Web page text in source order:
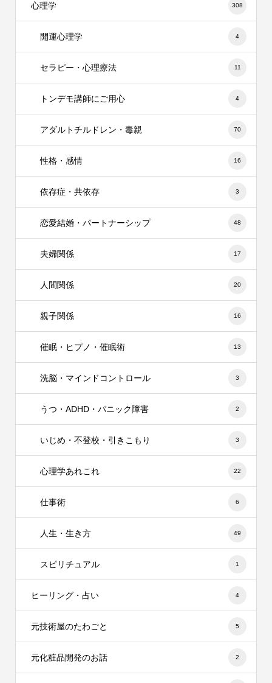
心理学 308
開運心理学 4
セラピー・心理療法 11
トンデモ講師にご用心 4
アダルトチルドレン・毒親 70
性格・感情 16
依存症・共依存 3
恋愛結婚・パートナーシップ 48
夫婦関係 17
人間関係 20
親子関係 16
催眠・ヒプノ・催眠術 13
洗脳・マインドコントロール 3
うつ・ADHD・パニック障害 2
いじめ・不登校・引きこもり 3
心理学あれこれ 22
仕事術 6
人生・生き方 49
スピリチュアル 1
ヒーリング・占い 4
元技術屋のたわごと 5
元化粧品開発のお話 2